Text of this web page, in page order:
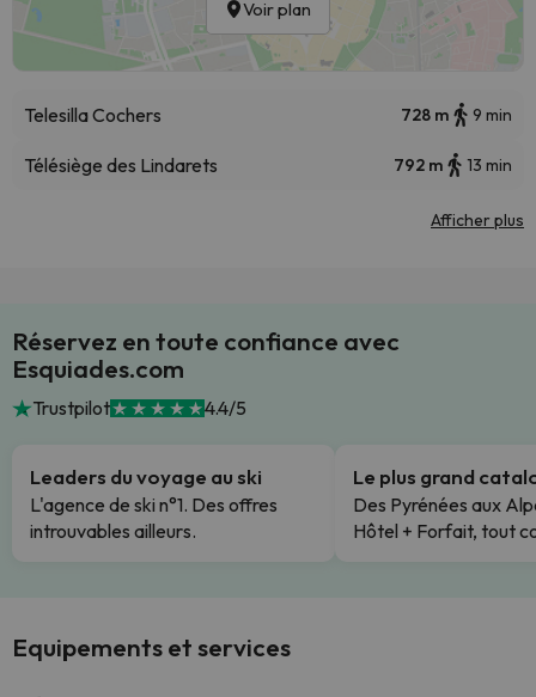
Voir plan
Telesilla Cochers 728 m 9 min
Télésiège des Lindarets 792 m 13 min
Afficher plus
Réservez en toute confiance avec
Esquiades.com
Trustpilot 4.4/5
Leaders du voyage au ski
L'agence de ski n°1. Des offres
introuvables ailleurs.
Le plus grand
Des Pyrénées aux
Hôtel + Forfait, tout
Equipements et services